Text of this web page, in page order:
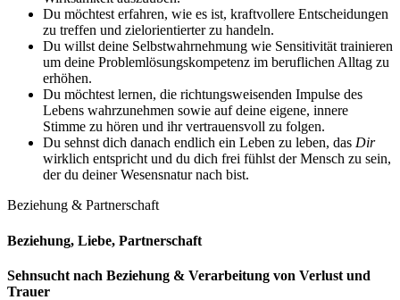
Du möchtest erfahren, wie es ist, kraftvollere Entscheidungen
zu treffen und zielorientierter zu handeln.
Du willst deine Selbstwahrnehmung wie Sensitivität trainieren
um deine Problemlösungskompetenz im beruflichen Alltag zu
erhöhen.
Du möchtest lernen, die richtungsweisenden Impulse des
Lebens wahrzunehmen sowie auf deine eigene, innere
Stimme zu hören und ihr vertrauensvoll zu folgen.
Du sehnst dich danach endlich ein Leben zu leben, das Dir
wirklich entspricht und du dich frei fühlst der Mensch zu sein,
der du deiner Wesensnatur nach bist.
Beziehung & Partnerschaft
Beziehung, Liebe, Partnerschaft
Sehnsucht nach Beziehung & Verarbeitung von Verlust und
Trauer